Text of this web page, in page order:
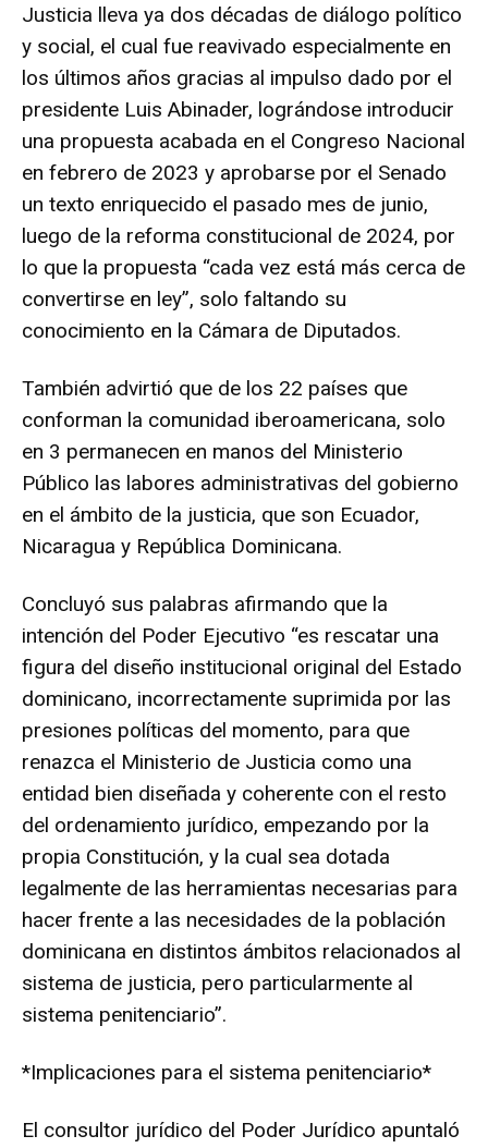
Justicia lleva ya dos décadas de diálogo político
y social, el cual fue reavivado especialmente en
los últimos años gracias al impulso dado por el
presidente Luis Abinader, lográndose introducir
una propuesta acabada en el Congreso Nacional
en febrero de 2023 y aprobarse por el Senado
un texto enriquecido el pasado mes de junio,
luego de la reforma constitucional de 2024, por
lo que la propuesta “cada vez está más cerca de
convertirse en ley”, solo faltando su
conocimiento en la Cámara de Diputados.
También advirtió que de los 22 países que
conforman la comunidad iberoamericana, solo
en 3 permanecen en manos del Ministerio
Público las labores administrativas del gobierno
en el ámbito de la justicia, que son Ecuador,
Nicaragua y República Dominicana.
Concluyó sus palabras afirmando que la
intención del Poder Ejecutivo “es rescatar una
figura del diseño institucional original del Estado
dominicano, incorrectamente suprimida por las
presiones políticas del momento, para que
renazca el Ministerio de Justicia como una
entidad bien diseñada y coherente con el resto
del ordenamiento jurídico, empezando por la
propia Constitución, y la cual sea dotada
legalmente de las herramientas necesarias para
hacer frente a las necesidades de la población
dominicana en distintos ámbitos relacionados al
sistema de justicia, pero particularmente al
sistema penitenciario”.
*Implicaciones para el sistema penitenciario*
El consultor jurídico del Poder Jurídico apuntaló